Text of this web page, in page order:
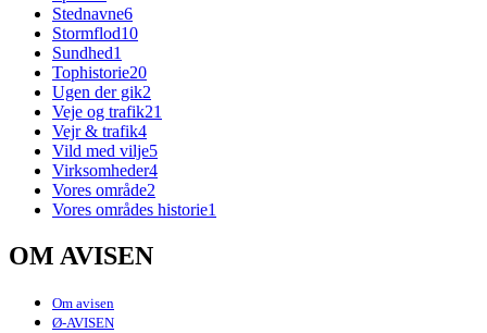
Stednavne6
Stormflod10
Sundhed1
Tophistorie20
Ugen der gik2
Veje og trafik21
Vejr & trafik4
Vild med vilje5
Virksomheder4
Vores område2
Vores områdes historie1
OM AVISEN
Om avisen
Ø-AVISEN